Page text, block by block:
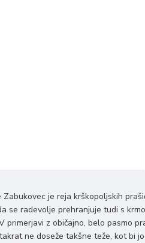
je reja krškopoljskih
se radevolje prehranjuje tudi s
primerjavi z običajno, belo pasmo
ne doseže takšne teže, kot bi